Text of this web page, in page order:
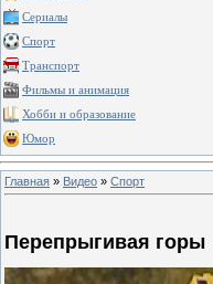
Сериалы
Спорт
Транспорт
Фильмы и анимация
Хобби и образование
Юмор
Главная » Видео » Спорт
Перепрыгивая горы